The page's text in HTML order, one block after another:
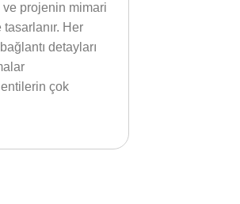
ve projenin mimari
tasarlanır. Her
detayları
çok